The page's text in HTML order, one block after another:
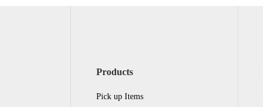
Products
Pick up Items